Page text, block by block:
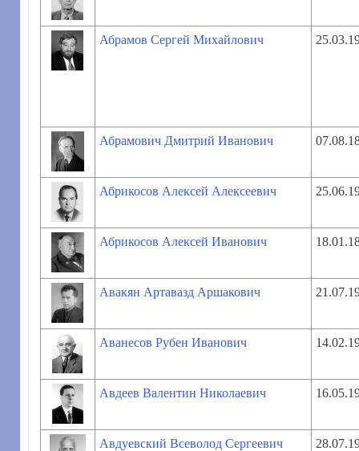
Абрамов Сергей Михайлович
Абрамович Дмитрий Иванович
Абрикосов Алексей Алексеевич
Абрикосов Алексей Иванович
Авакян Артавазд Аршакович
Аванесов Рубен Иванович
Авдеев Валентин Николаевич
Авдуевский Всеволод Сергеевич